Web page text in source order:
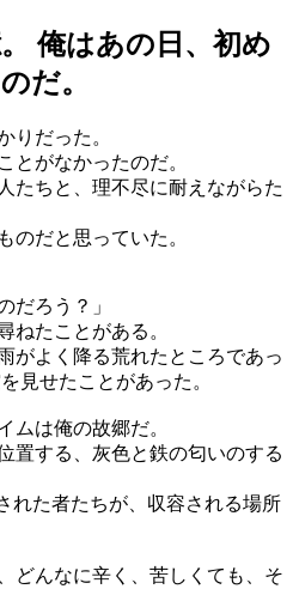
俺はあの日、初め
だ。
りだった。
とがなかったのだ。
たちと、理不尽に耐えながらた
のだと思っていた。
だろう？」
ねたことがある。
がよく降る荒れたところであっ
見せたことがあった。
ムは俺の故郷だ。
置する、灰色と鉄の匂いのする
れた者たちが、収容される場所
どんなに辛く、苦しくても、そ